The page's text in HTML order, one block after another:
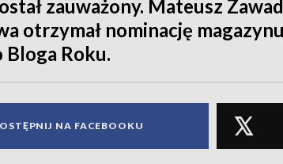
zauważony. Mateusz
otrzymał nominację
Bloga Roku.
NA FACEBOOKU